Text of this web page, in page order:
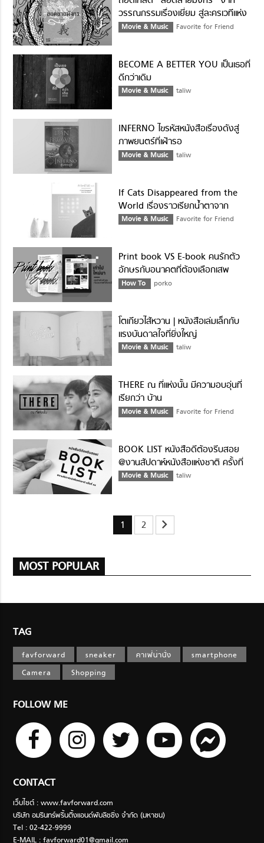
วรรณกรรมเรื่องเยี่ยม สู่ละครเวทีแห่ง
ปีMovie & Music Favorite for Friend
BECOME A BETTER YOU เป็นเธอที่
ดีกว่าเดิม
Movie & Music taliw
INFERNO ไขรหัสหนังสือเรื่องดังสู่
ภาพยนตร์ที่เฝ้ารอ
Movie & Music taliw
If Cats Disappeared from the
World เรื่องราวเรียกน้ำตาจาก
#ทาสแมว
Movie & Music Favorite for Friend
Print book VS E-book คนรักตัว
อักษรกับอนาคตที่ต้องเลือกเสพ
How To porko
โตเกียวไส้หวาน | หนังสือเล่มเล็กกับ
แรงบันดาลใจที่ยิ่งใหญ่
Movie & Music taliw
THERE ณ ที่แห่งนั้น มีความอบอุ่นที่
เรียกว่า บ้าน
Movie & Music Favorite for Friend
BOOK LIST หนังสือดีต้องรีบสอย
@งานสัปดาห์หนังสือแห่งชาติ ครั้งที่
44
Movie & Music taliw
1 2 chevron_right
MOST POPULAR
TAG
favforward sneaker คาเฟ่น่านั่ง
smartphone
Camera
Shopping
FOLLOW ME
CONTACT
เว็บไซต์ : www.favforward.com
บริษัท อมรินทร์พริ้นติ้งแอนด์พับลิชชิ่ง จำกัด (มหาชน)
Tel : 02-422-9999